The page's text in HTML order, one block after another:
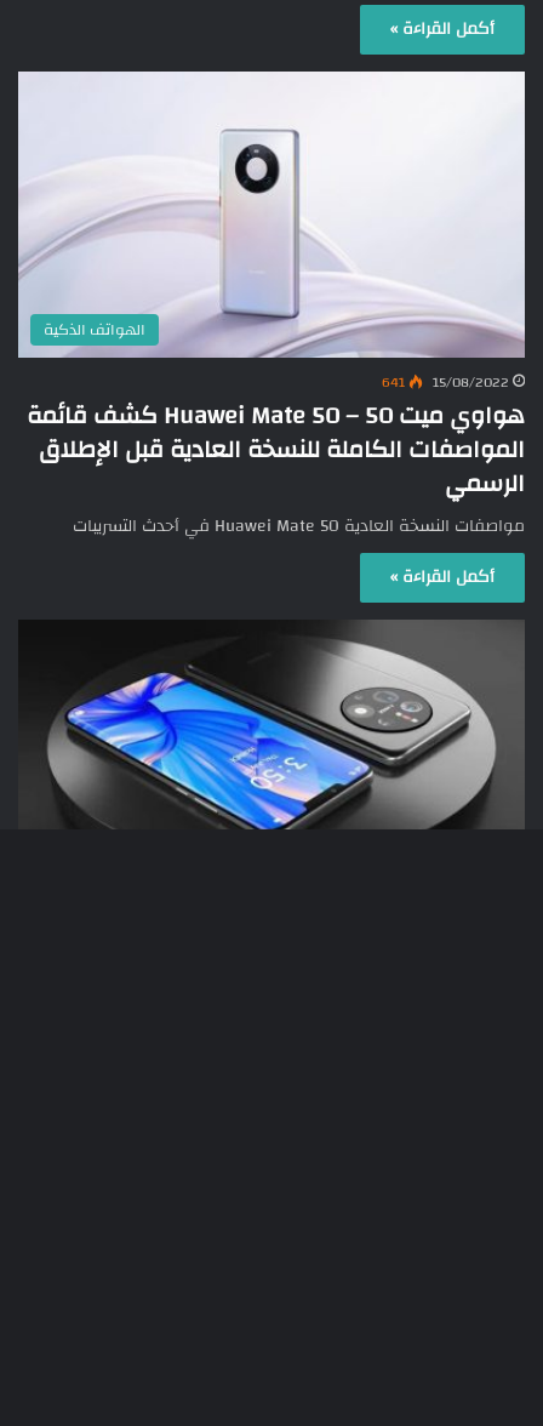
أكمل القراءة »
الهواتف الذكية
15/08/2022
641
هواوي ميت 50 – Huawei Mate 50 كشف قائمة
المواصفات الكاملة للنسخة العادية قبل الإطلاق
الرسمي
مواصفات النسخة العادية Huawei Mate 50 في أحدث التسريبات
أكمل القراءة »